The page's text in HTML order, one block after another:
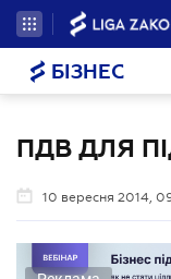
БІЗНЕС
ПДВ ДЛЯ
10 вересня 2014,